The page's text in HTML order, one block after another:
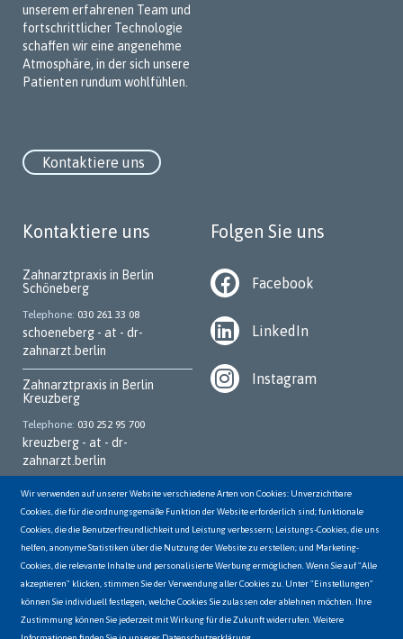
unserem erfahrenen Team und
fortschrittlicher Technologie
schaffen wir eine angenehme
Atmosphäre, in der sich unsere
Patienten rundum wohlfühlen.
Kontaktiere uns
Kontaktiere uns
Zahnarztpraxis in Berlin
Schöneberg
Telephone 030 261 33 08
schoeneberg - at - dr-
zahnarzt.berlin
Zahnarztpraxis in Berlin
Kreuzberg
Telephone 030 252 95 700
kreuzberg - at - dr-
zahnarzt.berlin
Zahnarztpraxis in Berlin
Marzahn
Telephone 030 931 70 62
marzahn - at - dr-
zahnarzt.berlin
Zahnarztpraxis in Berlin
Hellersdorf
Folgen Sie uns
Facebook
LinkedIn
Instagram
Wir verwenden auf unserer Website verschiedene Arten von Cookies: Unverzichtbare
Cookies, die für die ordnungsgemäße Funktion der Website erforderlich sind; funktionale
Cookies, die die Benutzerfreundlichkeit und Leistung verbessern; Leistungs-Cookies, die uns
helfen, anonyme Statistiken über die Nutzung der Website zu erstellen; und Marketing-
Cookies, die relevante Inhalte und personalisierte Werbung ermöglichen. Wenn Sie auf "Alle
akzeptieren" klicken, stimmen Sie der Verwendung aller Cookies zu. Unter "Einstellungen"
können Sie individuell festlegen, welche Cookies Sie zulassen oder ablehnen möchten. Ihre
Zustimmung können Sie jederzeit mit Wirkung für die Zukunft widerrufen. Weitere